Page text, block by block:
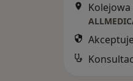
Kolejowa